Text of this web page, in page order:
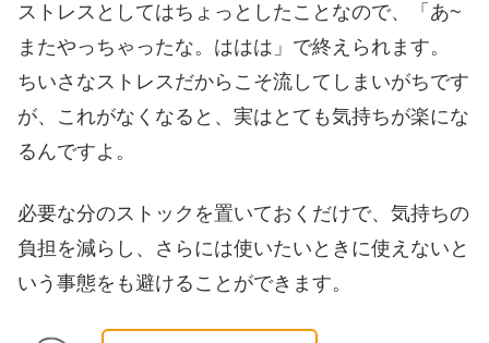
ストレスとしてはちょっとしたことなので、「あ~
またやっちゃったな。ははは」で終えられます。
ちいさなストレスだからこそ流してしまいがちです
が、これがなくなると、実はとても気持ちが楽にな
るんですよ。
必要な分のストックを置いておくだけで、気持ちの
負担を減らし、さらには使いたいときに使えないと
いう事態をも避けることができます。